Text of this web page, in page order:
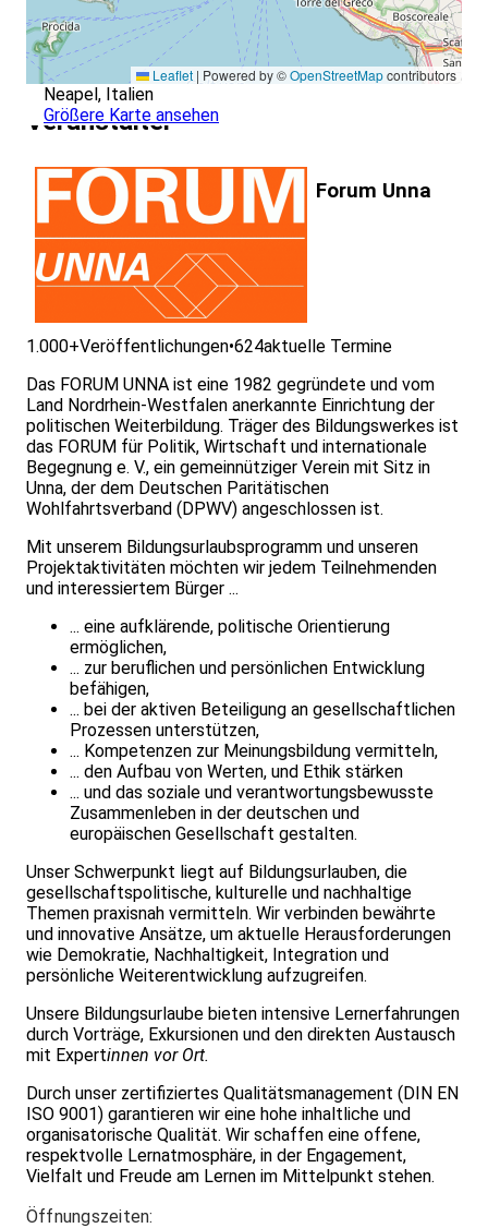
Leaflet | Powered by ©OpenStreetMapcontributors
Neapel, Italien
Größere Karte ansehen
Veranstalter
Forum Unna
1.000+Veröffentlichungen•624aktuelle Termine
Das FORUM UNNA ist eine 1982 gegründete und vom
Land Nordrhein-Westfalen anerkannte Einrichtung der
politischen Weiterbildung. Träger des Bildungswerkes ist
das FORUM für Politik, Wirtschaft und internationale
Begegnung e. V., ein gemeinnütziger Verein mit Sitz in
Unna, der dem Deutschen Paritätischen
Wohlfahrtsverband (DPWV) angeschlossen ist.
Mit unserem Bildungsurlaubsprogramm und unseren
Projektaktivitäten möchten wir jedem Teilnehmenden
und interessiertem Bürger ...
... eine aufklärende, politische Orientierung
ermöglichen,
... zur beruflichen und persönlichen Entwicklung
befähigen,
... bei der aktiven Beteiligung an gesellschaftlichen
Prozessen unterstützen,
... Kompetenzen zur Meinungsbildung vermitteln,
... den Aufbau von Werten, und Ethik stärken
... und das soziale und verantwortungsbewusste
Zusammenleben in der deutschen und
europäischen Gesellschaft gestalten.
Unser Schwerpunkt liegt auf Bildungsurlauben, die
gesellschaftspolitische, kulturelle und nachhaltige
Themen praxisnah vermitteln. Wir verbinden bewährte
und innovative Ansätze, um aktuelle Herausforderungen
wie Demokratie, Nachhaltigkeit, Integration und
persönliche Weiterentwicklung aufzugreifen.
Unsere Bildungsurlaube bieten intensive Lernerfahrungen
durch Vorträge, Exkursionen und den direkten Austausch
mit Expertinnen vor Ort.
Durch unser zertifiziertes Qualitätsmanagement (DIN EN
ISO 9001) garantieren wir eine hohe inhaltliche und
organisatorische Qualität. Wir schaffen eine offene,
respektvolle Lernatmosphäre, in der Engagement,
Vielfalt und Freude am Lernen im Mittelpunkt stehen.
Öffnungszeiten: